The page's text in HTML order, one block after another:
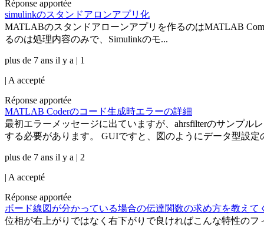
Réponse apportée
simulinkのスタンドアロンアプリ化
MATLABのスタンドアローンアプリを作るのはMATLAB
るのは処理内容のみで、Simulinkのモ...
plus de 7 ans il y a | 1
| A accepté
Réponse apportée
MATLAB Coderのコード生成時エラーの詳細
最初エラーメッセージに出ていますが、ahrsfilterのサンプル
する必要があります。 GUIですと、図のようにデータ型設定
plus de 7 ans il y a | 2
| A accepté
Réponse apportée
ボード線図が分かっている場合の伝達関数の求め方を教えて
位相が右上がりではなく右下がりで良ければこんな特性の